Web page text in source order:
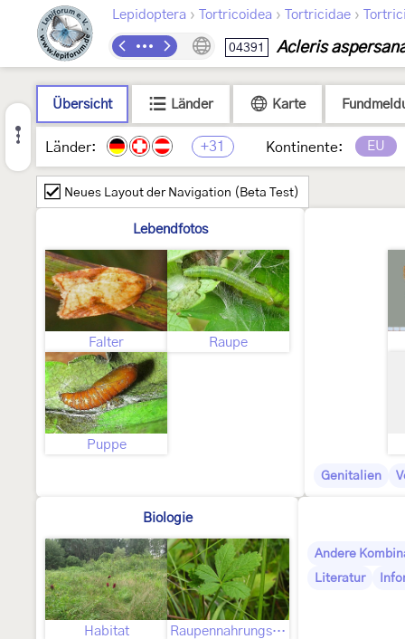
Lepidoptera › Tortricoidea › Tortricidae ›
04391 Acleris
Übersicht Länder Karte
Länder: +31 Kontinente: EU
Neues Layout der Navigation (Beta Test)
Lebendfotos
Falter Raupe
Puppe
Genitalien
Biologie
Habitat Raupennahrungspflanze
Andere
Literatur